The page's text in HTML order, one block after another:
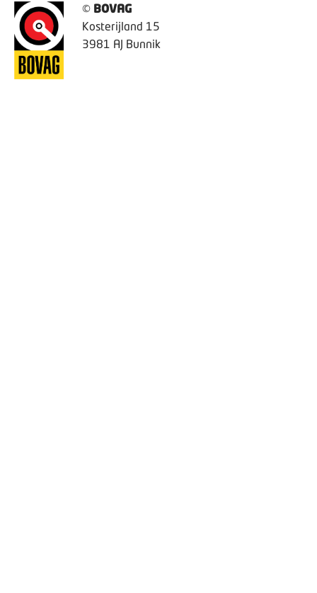
© BOVAG
Kosterijland 15
3981 AJ Bunnik